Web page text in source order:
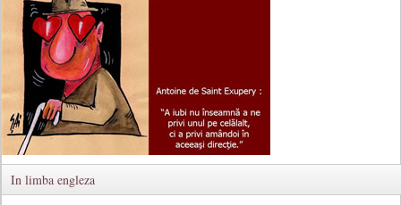
In limba engleza